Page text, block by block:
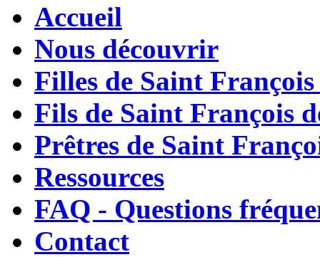
Accueil
Nous découvrir
Filles de Saint François
Fils de Saint François
Prêtres de Saint
Ressources
FAQ - Questions
Contact